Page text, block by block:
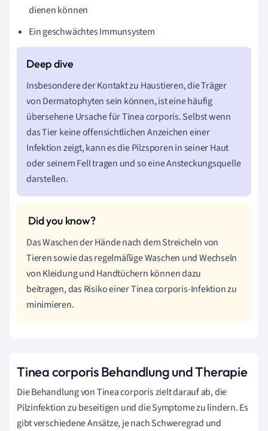
dienen können
Ein geschwächtes Immunsystem
Insbesondere der Kontakt zu Haustieren, die Träger
von Dermatophyten sein können, ist eine häufig
übersehene Ursache für Tinea corporis. Selbst wenn
das Tier keine offensichtlichen Anzeichen einer
Infektion zeigt, kann es die Pilzsporen in seiner Haut
oder seinem Fell tragen und so eine Ansteckungsquelle
darstellen.
Das Waschen der Hände nach dem Streicheln von
Tieren sowie das regelmäßige Waschen und Wechseln
von Kleidung und Handtüchern können dazu
beitragen, das Risiko einer Tinea corporis-Infektion zu
minimieren.
Tinea corporis Behandlung und Therapie
Die Behandlung von Tinea corporis zielt darauf ab, die
Pilzinfektion zu beseitigen und die Symptome zu lindern. Es
gibt verschiedene Ansätze, je nach Schweregrad und